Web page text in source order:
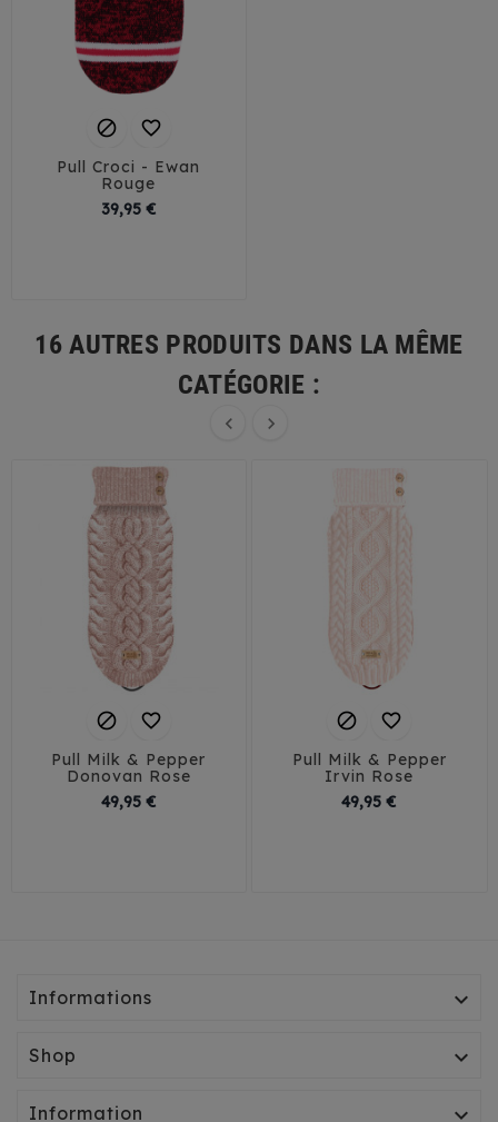
 
Pull Croci - Ewan
Rouge
39,95 €Prix
16 AUTRES PRODUITS DANS LA MÊME
CATÉGORIE :
 
 
Pull Milk & Pepper
Donovan Rose
49,95 €Prix
 
Pull Milk & Pepper
Irvin Rose
49,95 €
Informations 
Shop 
Information 